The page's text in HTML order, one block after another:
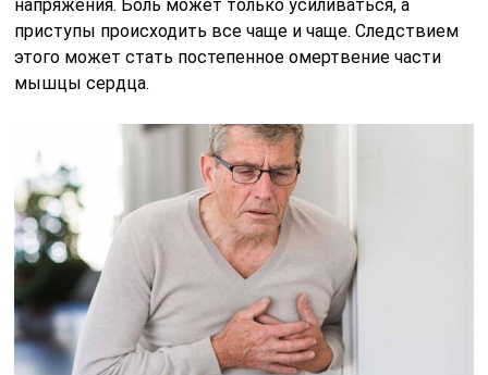
напряжения. Боль может только усиливаться, а
приступы происходить все чаще и чаще. Следствием
этого может стать постепенное омертвение части
мышцы сердца.